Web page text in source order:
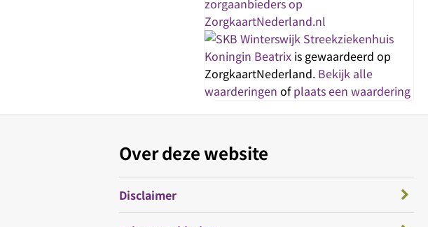
Streekziekenhuis
Koningin Beatrix is gewaardeerd op
ZorgkaartNederland. Bekijk alle
waarderingen ofplaats een waardering
Over deze website
Disclaimer